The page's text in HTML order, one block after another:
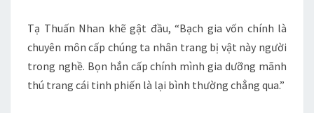
Tạ Thuấn Nhan khẽ gật đầu, “Bạch gia vốn chính là
chuyên môn cấp chúng ta nhân trang bị vật này người
trong nghề. Bọn hắn cấp chính mình gia dưỡng mãnh
thú trang cái tinh phiến là lại bình thường chẳng qua.”